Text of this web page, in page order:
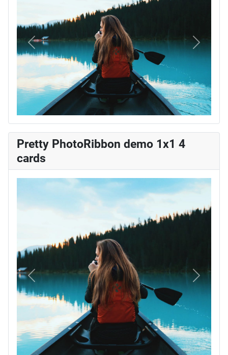
Vorige
Pretty PhotoRibbon demo 1x1 4
cards
Vorige